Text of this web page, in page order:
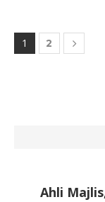
1 2
Ahli